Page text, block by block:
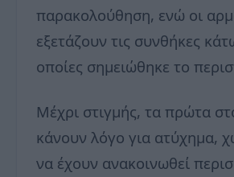
παρακολούθηση, ενώ οι
εξετάζουν τις συνθήκες
οποίες σημειώθηκε το
Μέχρι στιγμής, τα πρώτα
κάνουν λόγο για ατύχημα,
να έχουν ανακοινωθεί